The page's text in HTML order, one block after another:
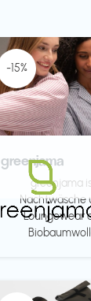
-15%
greenjama
greenjama
Nachtwäsche
Loungewear